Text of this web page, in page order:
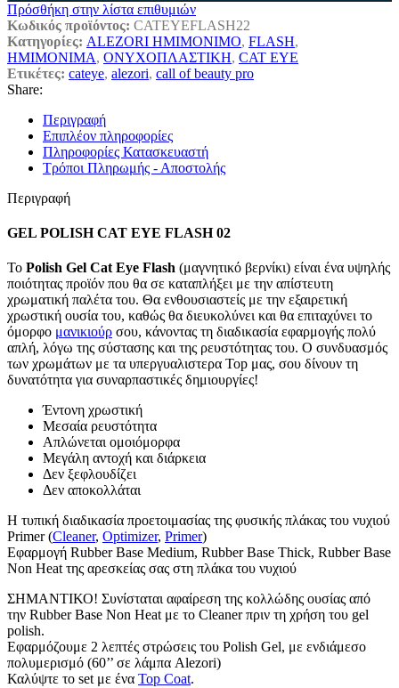
Πρόσθήκη στην λίστα επιθυμιών
Κωδικός προϊόντος: CATEYEFLASH22
Κατηγορίες: ALEZORI ΗΜΙΜΟΝΙΜΟ, FLASH,
ΗΜΙΜΟΝΙΜΑ, ΟΝΥΧΟΠΛΑΣΤΙΚΗ, CAT EYE
Ετικέτες: cateye, alezori, call of beauty pro
Share:
Περιγραφή
Επιπλέον πληροφορίες
Πληροφορίες Κατασκευαστή
Τρόποι Πληρωμής - Αποστολής
Περιγραφή
GEL POLISH CAT EYE FLASH 02
Το Polish Gel Cat Eye Flash (μαγνητικό βερνίκι) είναι ένα υψηλής
ποιότητας προϊόν που θα σε καταπλήξει με την απίστευτη
χρωματική παλέτα του. Θα ενθουσιαστείς με την εξαιρετική
χρωστική ουσία του, καθώς θα διευκολύνει και θα επιταχύνει το
όμορφο μανικιούρ σου, κάνοντας τη διαδικασία εφαρμογής πολύ
απλή, λόγω της σύστασης και της ρευστότητας του. Ο συνδυασμός
των χρωμάτων με τα υπεργυαλιστερα Top μας, σου δίνουν τη
δυνατότητα για συναρπαστικές δημιουργίες!
Έντονη χρωστική
Μεσαία ρευστότητα
Απλώνεται ομοιόμορφα
Μεγάλη αντοχή και διάρκεια
Δεν ξεφλουδίζει
Δεν αποκολλάται
Η τυπική διαδικασία προετοιμασίας της φυσικής πλάκας του νυχιού
Primer (Cleaner, Optimizer, Primer)
Εφαρμογή Rubber Base Medium, Rubber Base Thick, Rubber Base
Non Heat της αρεσκείας σας στη πλάκα του νυχιού
ΣΗΜΑΝΤΙΚΟ! Συνίσταται αφαίρεση της κολλώδης ουσίας από
την Rubber Base Non Heat με το Cleaner πριν τη χρήση του gel
polish.
Εφαρμόζουμε 2 λεπτές στρώσεις του Polish Gel, με ενδιάμεσο
πολυμερισμό (60’’ σε λάμπα Alezori)
Καλύψτε το set με ένα Top Coat.